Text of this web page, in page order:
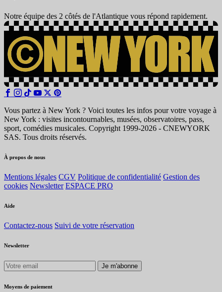
Notre équipe des 2 côtés de l'Atlantique vous répond rapidement.
Vous partez à New York ? Voici toutes les infos pour votre voyage à
New York : visites incontournables, musées, observatoires, pass,
sport, comédies musicales. Copyright 1999-2026 - CNEWYORK
SAS. Tous droits réservés.
À propos de nous
Mentions légales CGV Politique de confidentialité Gestion des
cookies Newsletter ESPACE PRO
Aide
Contactez-nous Suivi de votre réservation
Newsletter
Je m'abonne
Moyens de paiement